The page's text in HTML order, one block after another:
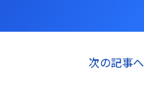
次の記事へ